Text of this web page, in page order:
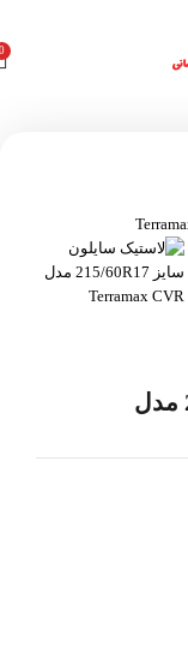
لاستیک سایلون سایز 215/60R17 مدل